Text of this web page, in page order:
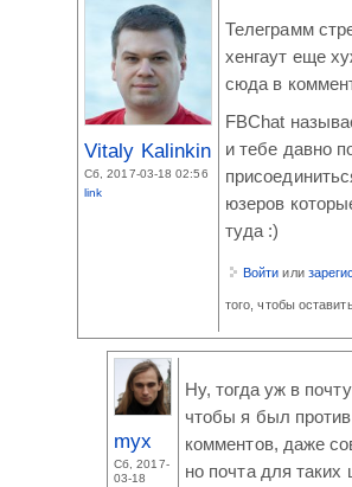
Vitaly Kalinkin
Сб, 2017-03-18 02:56
link
Телеграмм
хенгаут еще
сюда в
FBChat
и тебе давно
юзеров
туда :)
Войти или
того, чтобы
myx
Сб, 2017-
03-18
Ну, тогда уж в
чтобы я был против
комментов, даже
но почта для таких